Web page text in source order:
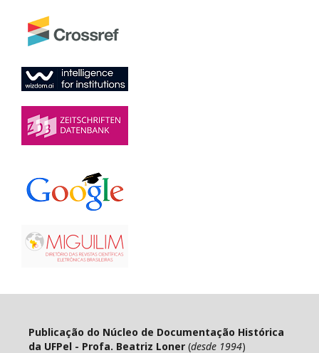
Publicação do Núcleo de Documentação Histórica
da UFPel - Profa. Beatriz Loner (desde 1994)